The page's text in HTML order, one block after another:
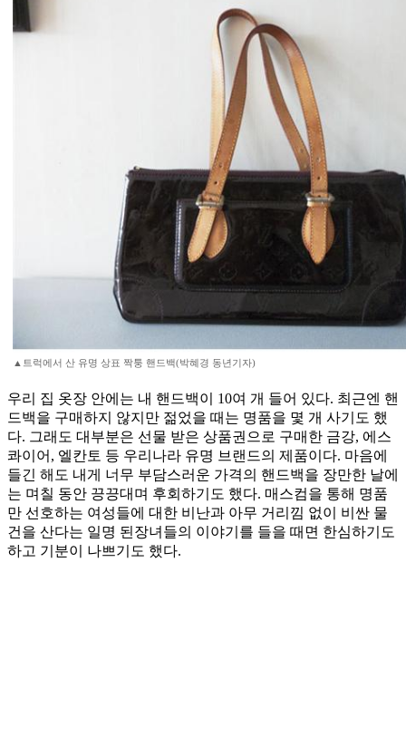
▲트럭에서 산 유명 상표 짝퉁 핸드백(박혜경 동년기자)
우리 집 옷장 안에는 내 핸드백이 10여 개 들어 있다. 최근엔 핸
드백을 구매하지 않지만 젊었을 때는 명품을 몇 개 사기도 했
다. 그래도 대부분은 선물 받은 상품권으로 구매한 금강, 에스
콰이어, 엘칸토 등 우리나라 유명 브랜드의 제품이다. 마음에
들긴 해도 내게 너무 부담스러운 가격의 핸드백을 장만한 날에
는 며칠 동안 끙끙대며 후회하기도 했다. 매스컴을 통해 명품
만 선호하는 여성들에 대한 비난과 아무 거리낌 없이 비싼 물
건을 산다는 일명 된장녀들의 이야기를 들을 때면 한심하기도
하고 기분이 나쁘기도 했다.